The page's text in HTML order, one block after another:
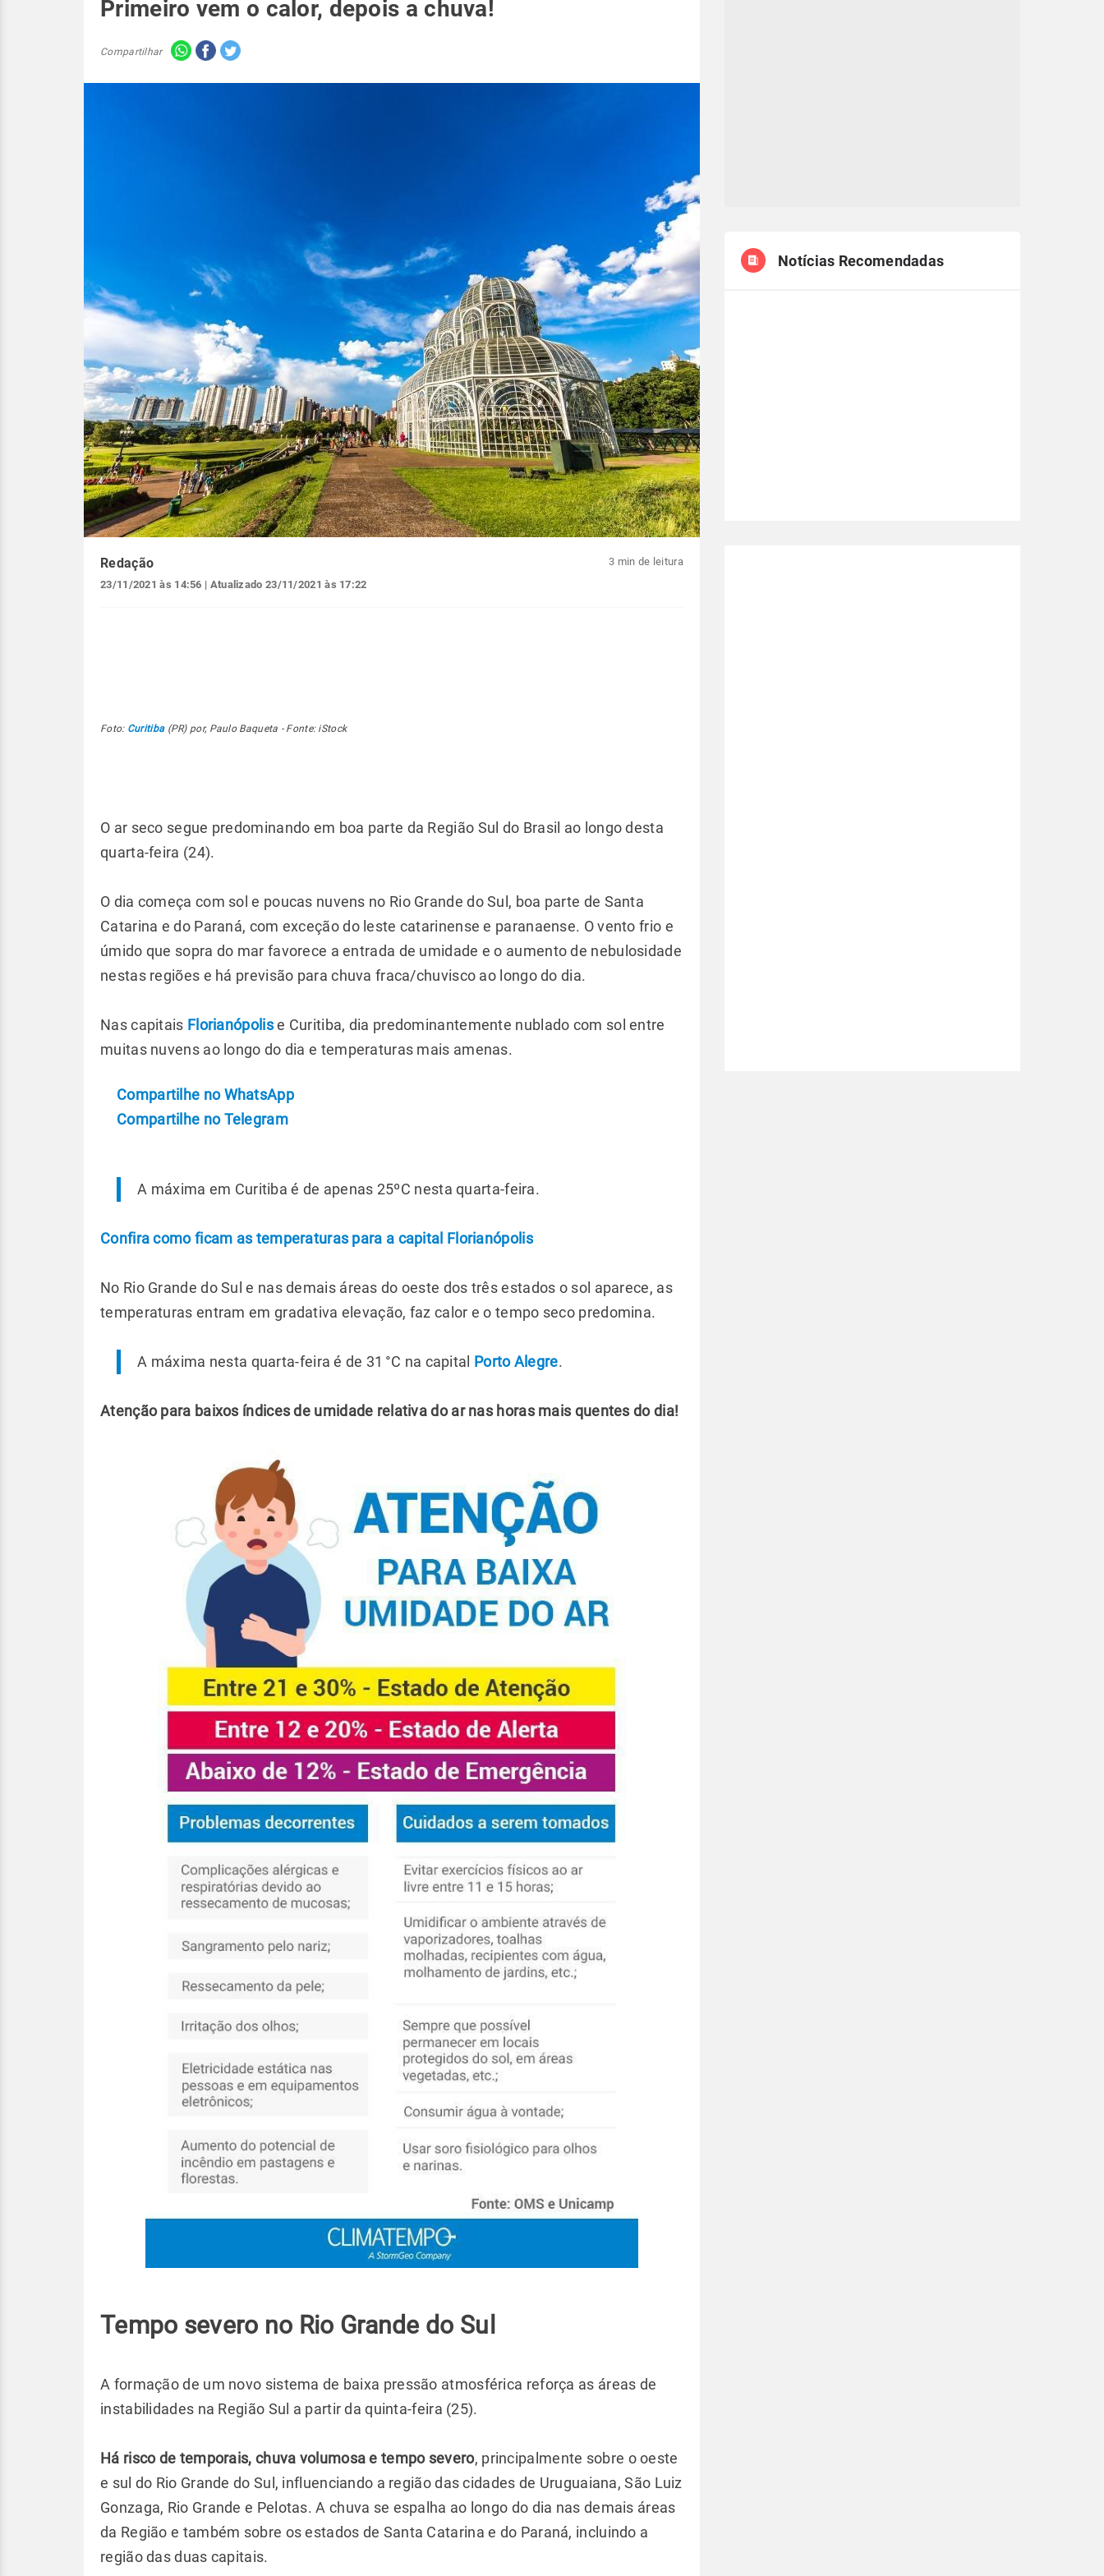
Primeiro vem o calor, depois a chuva!
Compartilhar
Redação
23/11/2021 às 14:56 | Atualizado 23/11/2021 às 17:22
3 min de leitura
Foto: Curitiba(PR) por, Paulo Baqueta - Fonte: iStock
O ar seco segue predominando em boa parte da Região Sul do Brasil ao longo desta
quarta-feira (24).
O dia começa com sol e poucas nuvens no Rio Grande do Sul, boa parte de Santa
Catarina e do Paraná, com exceção do leste catarinense e paranaense. O vento frio e
úmido que sopra do mar favorece a entrada de umidade e o aumento de nebulosidade
nestas regiões e há previsão para chuva fraca/chuvisco ao longo do dia.
Nas capitais Florianópolise Curitiba, dia predominantemente nublado com sol entre
muitas nuvens ao longo do dia e temperaturas mais amenas.
Compartilhe no WhatsApp
Compartilhe no Telegram
A máxima em Curitiba é de apenas 25ºC nesta quarta-feira.
Confira como ficam as temperaturas para a capital Florianópolis
No Rio Grande do Sul e nas demais áreas do oeste dos três estados o sol aparece, as
temperaturas entram em gradativa elevação, faz calor e o tempo seco predomina.
A máxima nesta quarta-feira é de 31 °C na capital Porto Alegre.
Atenção para baixos índices de umidade relativa do ar nas horas mais quentes do dia!
Tempo severo no Rio Grande do Sul
A formação de um novo sistema de baixa pressão atmosférica reforça as áreas de
instabilidades na Região Sul a partir da quinta-feira (25).
Há risco de temporais, chuva volumosa e tempo severo, principalmente sobre o oeste
e sul do Rio Grande do Sul, influenciando a região das cidades de Uruguaiana, São Luiz
Gonzaga, Rio Grande e Pelotas. A chuva se espalha ao longo do dia nas demais áreas
da Região e também sobre os estados de Santa Catarina e do Paraná, incluindo a
região das duas capitais.
Notícias Recomendadas